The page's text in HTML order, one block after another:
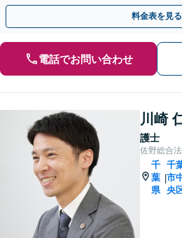
【完全個室制】【バリアフリー対応】【全
料金表を見る
電話でお問い合わせ
川崎
護士
佐野総合
千
葉
県
|
千
市
央